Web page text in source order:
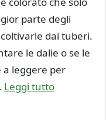
parte degli
dai tuberi.
le dalie o se le
leggere per
Leggi tutto